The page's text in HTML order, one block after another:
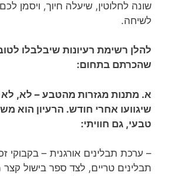
שונה לחלוטין, שיעלה חיוך, ויסמן לכם
לשיחה.
להלן רשימת רעיונות שיבלבלו
שהכרתם בתחום:
א. מתנות מגזרות מהטבע – לא, לא
שיגוועו אחרי חודש. הרעיון הוא
טבעי, גם חוויתי:
– ערכת תבלינים אורגנית – בקבוקי
תבלינים טריים, לצד ספר בישול